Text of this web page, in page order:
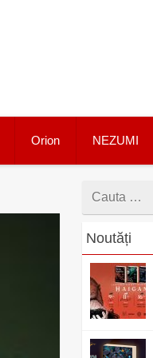
Orion NEZUMI
Cauta
Noutăți